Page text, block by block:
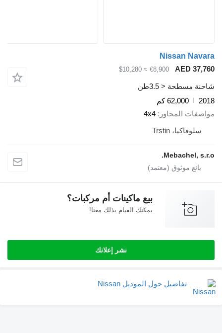
Nissan
AED
€8,900
≈ $10,280
مسطحة < 3.5طن
62,000 كم
المحاور 4x4
سلوفاكيا، Trstin
Mebachel,
بيع ماكينات أم مركبات؟
يمكنك القيام بذلك معنا!
نشر إعلانك
تفاصيل حول الموديل Nissan